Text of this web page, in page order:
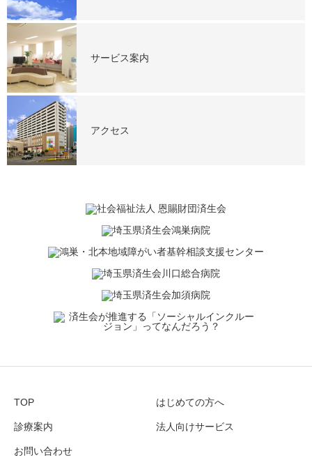
サービス案内
アクセス
TOP はじめての方へ
診療案内 法人向けサービス
お問い合わせ